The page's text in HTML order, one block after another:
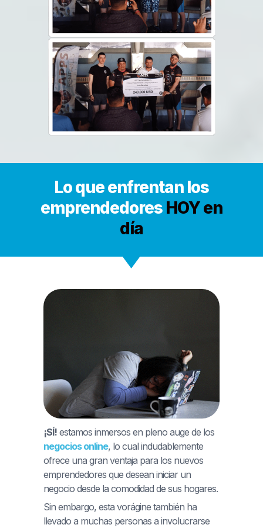
Lo que enfrentan los
emprendedores HOY en
día
¡SÍ! estamos inmersos en pleno auge de los
negocios online, lo cual indudablemente
ofrece una gran ventaja para los nuevos
emprendedores que desean iniciar un
negocio desde la comodidad de sus hogares.
Sin embargo, esta vorágine también ha
llevado a muchas personas a involucrarse